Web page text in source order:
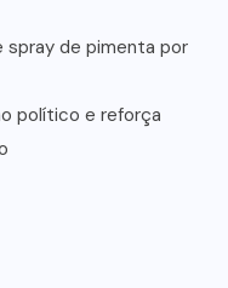
spray de pimenta por
político e reforça